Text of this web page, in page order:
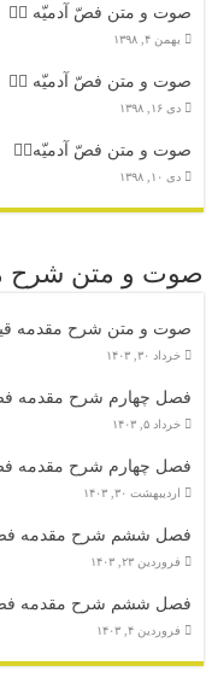
صوت و متن فصّ آدمیّه ۳️⃣
بهمن ۴, ۱۳۹۸
صوت و متن فصّ آدمیّه ۲️⃣
دی ۱۶, ۱۳۹۸
صوت و متن فصّ آدمیّه۱️⃣
دی ۱۰, ۱۳۹۸
صوت و متن شرح
صوت و متن شرح مقدمه
خرداد ۳۰, ۱۴۰۳
فصل چهارم شرح مقدمه
خرداد ۵, ۱۴۰۳
فصل چهارم شرح مقدمه
اردیبهشت ۳۰, ۱۴۰۳
فصل ششم شرح مقدمه
فروردین ۲۳, ۱۴۰۳
فصل ششم شرح مقدمه
فروردین ۴, ۱۴۰۳